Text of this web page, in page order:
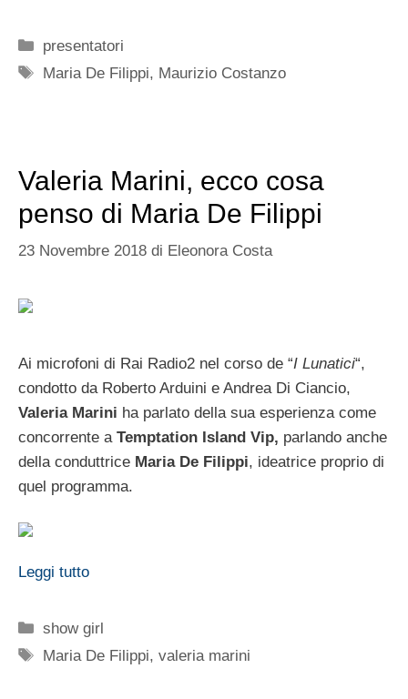
Categorie
presentatori
Tag
Maria De Filippi, Maurizio Costanzo
Valeria Marini, ecco cosa
penso di Maria De Filippi
23 Novembre 2018 di Eleonora Costa
Ai microfoni di Rai Radio2 nel corso de “I Lunatici“,
condotto da Roberto Arduini e Andrea Di Ciancio,
Valeria Marini ha parlato della sua esperienza come
concorrente a Temptation Island Vip, parlando anche
della conduttrice Maria De Filippi, ideatrice proprio di
quel programma.
Leggi tutto
Categorie
show girl
Tag
Maria De Filippi,valeria marini